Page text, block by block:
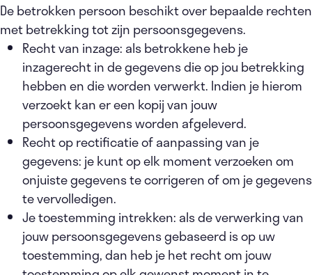
De betrokken persoon beschikt over bepaalde rechten
met betrekking tot zijn persoonsgegevens.
Recht van inzage: als betrokkene heb je
inzagerecht in de gegevens die op jou betrekking
hebben en die worden verwerkt. Indien je hierom
verzoekt kan er een kopij van jouw
persoonsgegevens worden afgeleverd.
Recht op rectificatie of aanpassing van je
gegevens: je kunt op elk moment verzoeken om
onjuiste gegevens te corrigeren of om je gegevens
te vervolledigen.
Je toestemming intrekken: als de verwerking van
jouw persoonsgegevens gebaseerd is op uw
toestemming, dan heb je het recht om jouw